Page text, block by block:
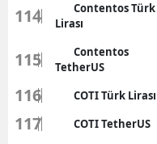
114
Contentos Türk
Lirası
115
Contentos
TetherUS
116 COTI Türk Lirası
117 COTI TetherUS